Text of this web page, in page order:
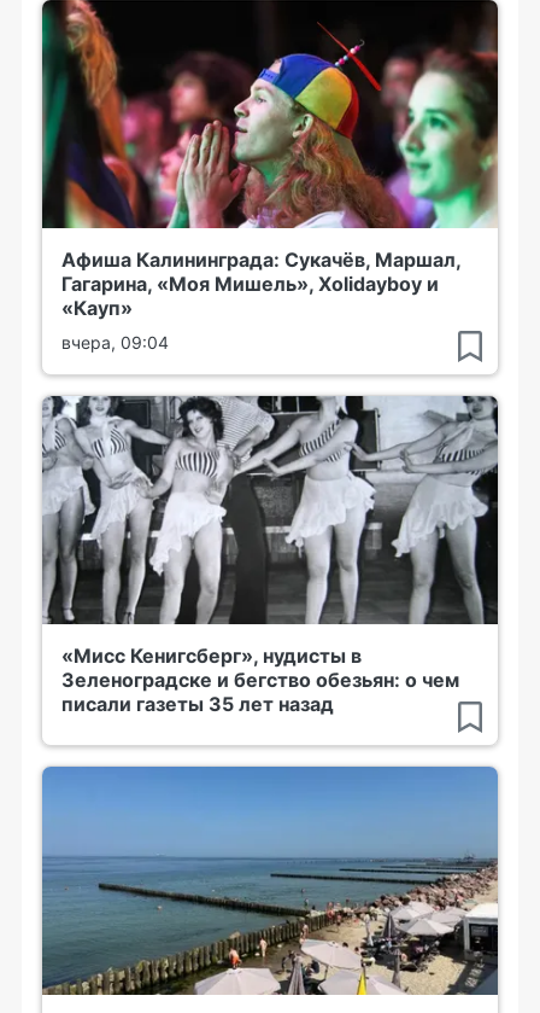
Афиша Калининграда: Сукачёв, Маршал,
Гагарина, «Моя Мишель», Xolidayboy и
«Кауп»
вчера, 09:04
«Мисс Кенигсберг», нудисты в
Зеленоградске и бегство обезьян: о чем
писали газеты 35 лет назад